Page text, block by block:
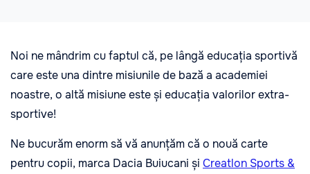
Noi ne mândrim cu faptul că, pe lângă educația sportivă
care este una dintre misiunile de bază a academiei
noastre, o altă misiune este și educația valorilor extra-
sportive!
Ne bucurăm enorm să vă anunțăm că o nouă carte
pentru copii, marca Dacia Buiucani și Creatlon Sports &